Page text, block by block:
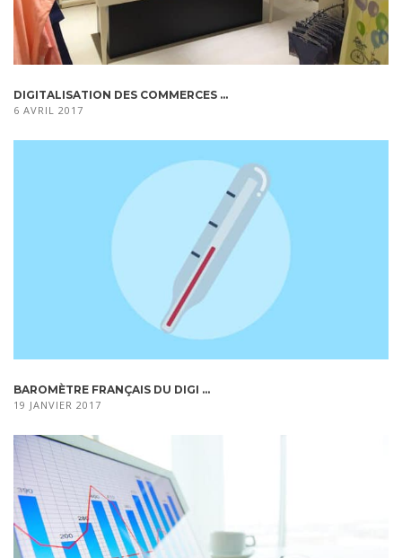
DIGITALISATION DES COMMERCES ...
6 AVRIL 2017
BAROMÈTRE FRANÇAIS DU DIGI ...
19 JANVIER 2017